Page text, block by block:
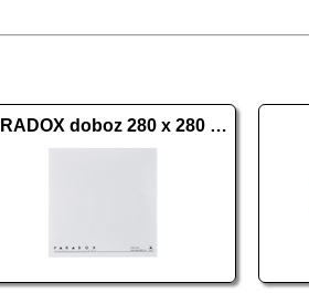
PARADOX doboz 280 x 280 HU